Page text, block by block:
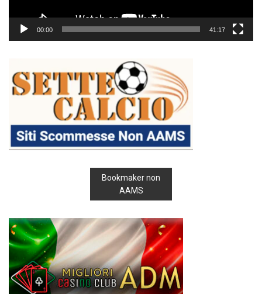
00:00 41:17
Bookmaker non
AAMS